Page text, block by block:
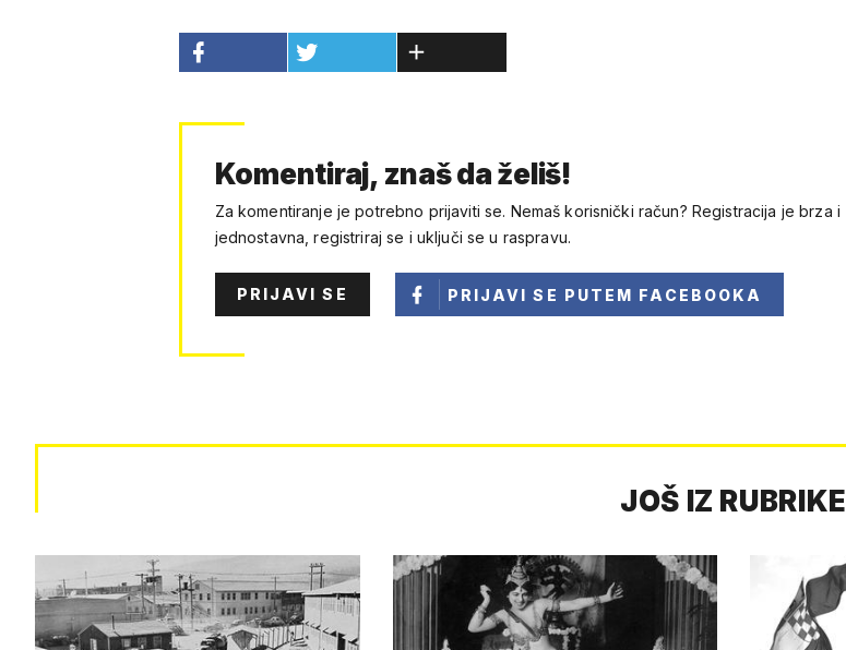
Komentiraj, znaš da želiš!
Za komentiranje je potrebno prijaviti se. Nemaš korisnički račun? Registracija je brza i
jednostavna, registriraj se i uključi se u raspravu.
PRIJAVI SE PRIJAVI SE PUTEM FACEBOOKA
JOŠ IZ RUBRIKE